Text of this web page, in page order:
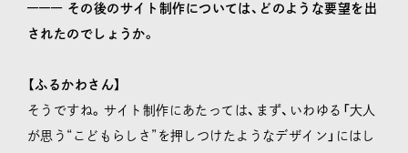
–––––– その後のサイト制作については、どのような要望を出
されたのでしょうか。
【ふるかわさん】
そうですね。サイト制作にあたっては、まず、いわゆる「大人
が思う“こどもらしさ”を押しつけたようなデザイン」にはし